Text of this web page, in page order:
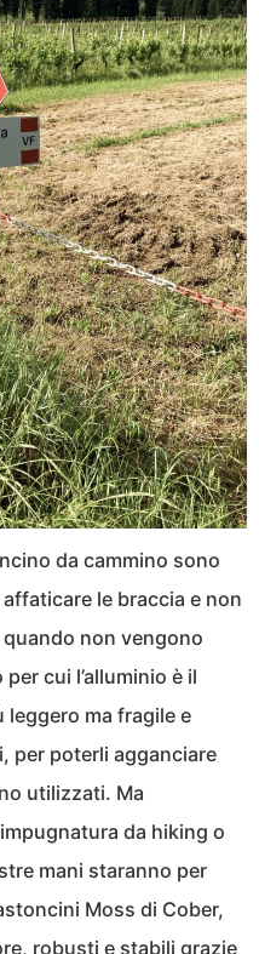
da cammino sono
le braccia e non
non vengono
cui l’alluminio è il
leggero ma fragile e
per poterli agganciare
utilizzati. Ma
da hiking o
mani staranno per
Moss di Cober,
robusti e stabili grazie